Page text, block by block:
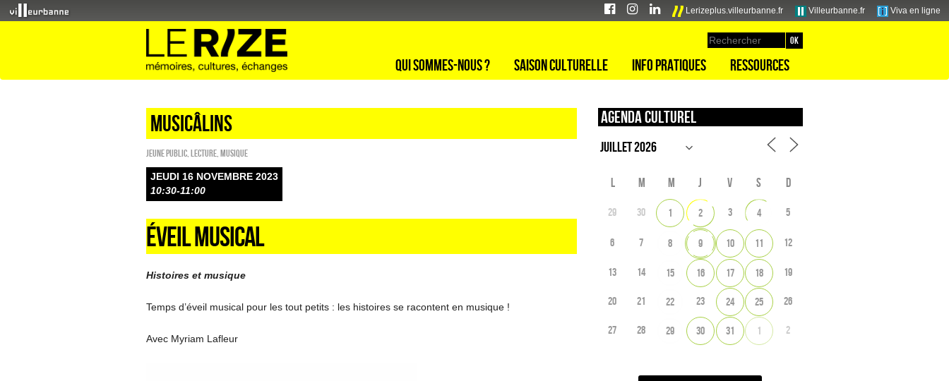
Lerizeplus.villeurbanne.fr Villeurbanne.fr Viva en ligne
Qui sommes-nous ? Saison culturelle Info pratiques Ressources
Musicâlins
Jeune public Lecture Musique
JEUDI 16 NOVEMBRE 2023
10:30-11:00
ÉVEIL MUSICAL
Histoires et musique
Temps d’éveil musical pour les tout petits : les histoires se racontent en musique !
Avec Myriam Lafleur
Agenda culturel
L M M J V S D
29 30 1 2 3 4 5
6 7 8 9 10 11 12
13 14 15 16 17 18 19
20 21 22 23 24 25 26
27 28 29 30 31 1 2